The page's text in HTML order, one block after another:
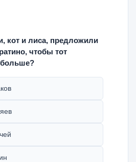
кот и лиса, предложили
чтобы тот
больше?